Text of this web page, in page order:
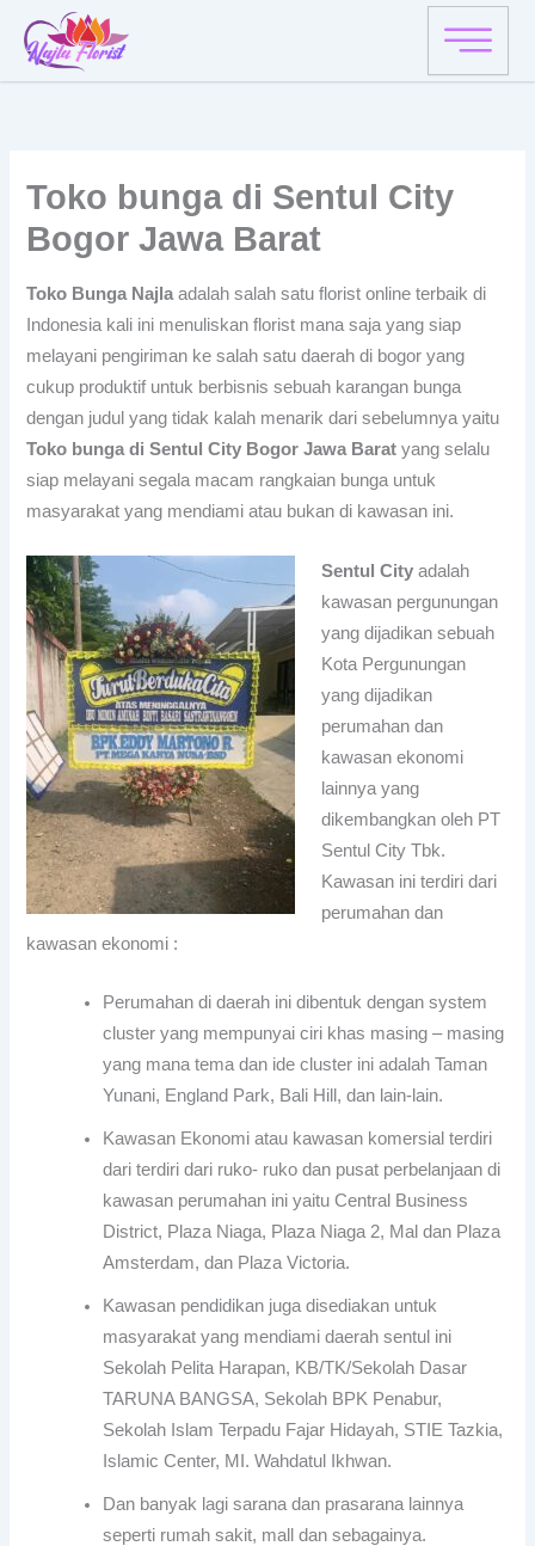
Toko bunga di Sentul City
Bogor Jawa Barat
Toko Bunga Najlaadalah salah satu florist online terbaik di
Indonesia kali ini menuliskan florist mana saja yang siap
melayani pengiriman ke salah satu daerah di bogor yang
cukup produktif untuk berbisnis sebuah karangan bunga
dengan judul yang tidak kalah menarik dari sebelumnya yaitu
Toko bunga di Sentul City Bogor Jawa Barat yang selalu
siap melayani segala macam rangkaian bunga untuk
masyarakat yang mendiami atau bukan di kawasan ini.
Sentul City adalah
kawasan pergunungan
yang dijadikan sebuah
Kota Pergunungan
yang dijadikan
perumahan dan
kawasan ekonomi
lainnya yang
dikembangkan oleh PT
Sentul City Tbk.
Kawasan ini terdiri dari
perumahan dan
kawasan ekonomi :
Perumahan di daerah ini dibentuk dengan system
cluster yang mempunyai ciri khas masing – masing
yang mana tema dan ide cluster ini adalah Taman
Yunani, England Park, Bali Hill, dan lain-lain.
Kawasan Ekonomi atau kawasan komersial terdiri
dari terdiri dari ruko- ruko dan pusat perbelanjaan di
kawasan perumahan ini yaitu Central Business
District, Plaza Niaga, Plaza Niaga 2, Mal dan Plaza
Amsterdam, dan Plaza Victoria.
Kawasan pendidikan juga disediakan untuk
masyarakat yang mendiami daerah sentul ini
Sekolah Pelita Harapan, KB/TK/Sekolah Dasar
TARUNA BANGSA, Sekolah BPK Penabur,
Sekolah Islam Terpadu Fajar Hidayah, STIE Tazkia,
Islamic Center, MI. Wahdatul Ikhwan.
Dan banyak lagi sarana dan prasarana lainnya
seperti rumah sakit, mall dan sebagainya.